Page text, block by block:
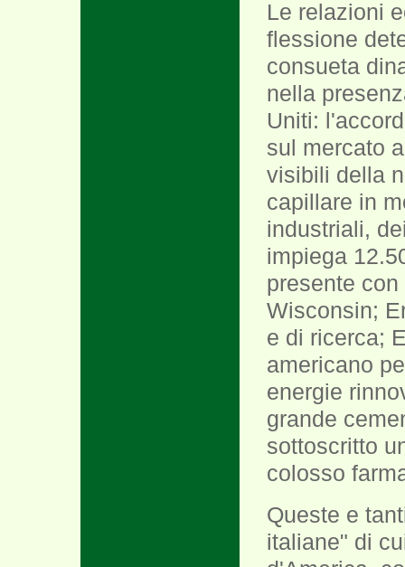
Le relazioni
flessione
consueta
nella
Uniti:
sul mercato
visibili della
capillare in
industriali,
impiega
presente
Wisconsin;
e di ricerca;
americano
energie
grande
sottoscritto
colosso
Queste e
italiane" di